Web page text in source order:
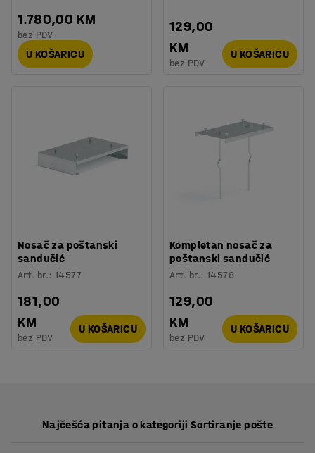
1.780,00 KM
bez PDV
U KOŠARICU
129,00
KM
bez PDV
U KOŠARICU
Nosač za poštanski
sandučić
Art. br.:14577
181,00
KM
bez PDV
U KOŠARICU
Kompletan nosač za
poštanski sandučić
Art. br.:14578
129,00
KM
bez PDV
U KOŠARICU
Najčešća pitanja o kategoriji Sortiranje pošte